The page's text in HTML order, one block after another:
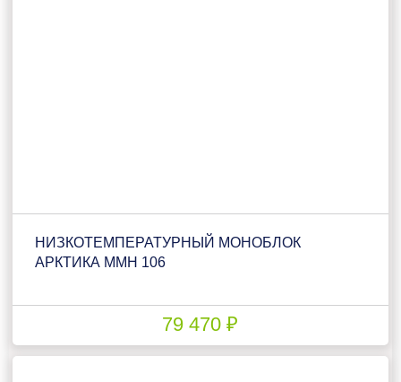
НИЗКОТЕМПЕРАТУРНЫЙ МОНОБЛОК
АРКТИКА ММН 106
79 470 ₽